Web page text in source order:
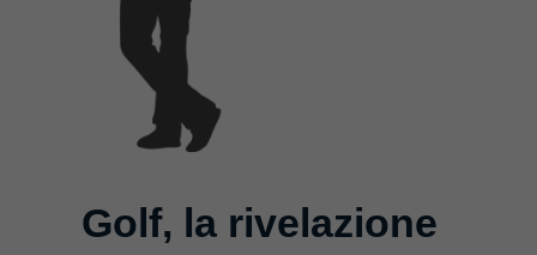
Golf, la rivelazione